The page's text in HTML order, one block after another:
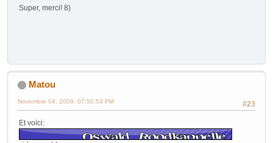
Super, merci! 8)
Matou
#23
Novembre 04, 2009, 07:50:53 PM
Et voici: